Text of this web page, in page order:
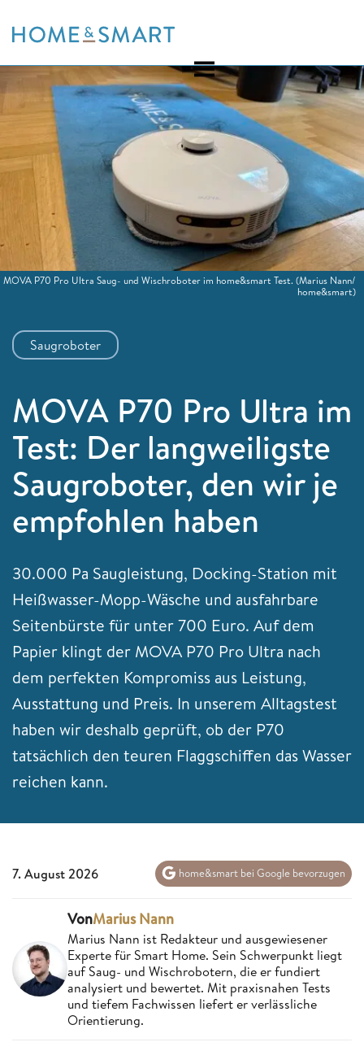
to
Saugroboter
MOVA P70 Pro Ultra im
Test: Der langweiligste
Saugroboter, den wir je
empfohlen haben
30.000 Pa Saugleistung, Docking-Station mit
Heißwasser-Mopp-Wäsche und ausfahrbare
Seitenbürste für unter 700 Euro. Auf dem
Papier klingt der MOVA P70 Pro Ultra nach
dem perfekten Kompromiss aus Leistung,
Ausstattung und Preis. In unserem Alltagstest
haben wir deshalb geprüft, ob der P70
tatsächlich den teuren Flaggschiffen das Wasser
reichen kann.
MOVA P70 Pro Ultra Saug- und Wischroboter im home&smart Test.(Marius Nann/
home&smart)
7. August 2026 home&smart bei Google bevorzugen
VonMarius Nann
Marius Nann ist Redakteur und ausgewiesener
Experte für Smart Home. Sein Schwerpunkt liegt
auf Saug- und Wischrobotern, die er fundiert
analysiert und bewertet. Mit praxisnahen Tests
und tiefem Fachwissen liefert er verlässliche
Orientierung.